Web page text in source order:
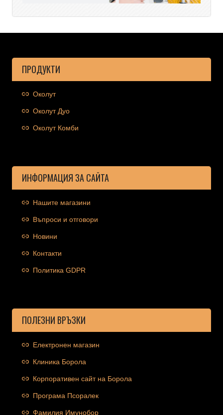
ПРОДУКТИ
Околут
Околут Дуо
Околут Комби
ИНФОРМАЦИЯ ЗА САЙТА
Нашите магазини
Въпроси и отговори
Новини
Контакти
Политика GDPR
ПОЛЕЗНИ ВРЪЗКИ
Електронен магазин
Клиника Борола
Корпоративен сайт на Борола
Програма Псоралек
Фамилия Имунобор